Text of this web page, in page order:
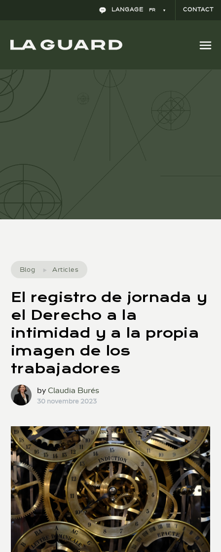
LANGAGE FR CONTACT
El registro de jornada y el Derecho a la
Blog Articles
El registro de jornada y
el Derecho a la
intimidad y a la propia
imagen de los
trabajadores
by Claudia Burés
30 novembre 2023